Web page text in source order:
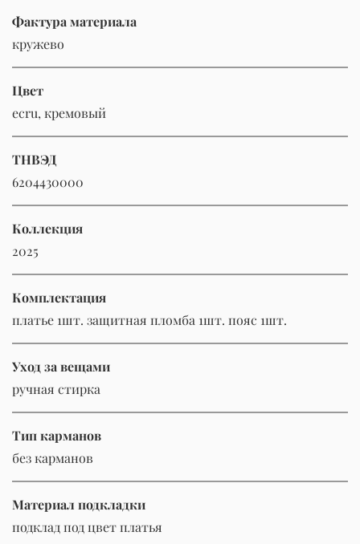
Фактура материала
кружево
Цвет
ecru, кремовый
ТНВЭД
6204430000
Коллекция
2025
Комплектация
платье 1шт. защитная пломба 1шт. пояс 1шт.
Уход за вещами
ручная стирка
Тип карманов
без карманов
Материал подкладки
подклад под цвет платья